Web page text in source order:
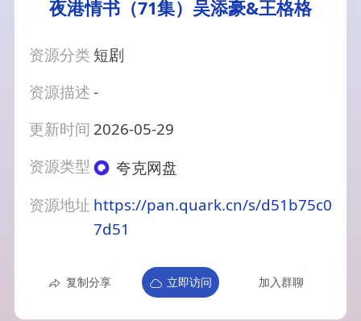
夜港情书（71集）吴添豪&王格格
资源分类 短剧
资源描述-
更新时间 2026-05-29
资源类型
夸克网盘
资源地址 https://pan.quark.cn/s/d51b75c0
7d51
复制分享 立即访问 加入群聊